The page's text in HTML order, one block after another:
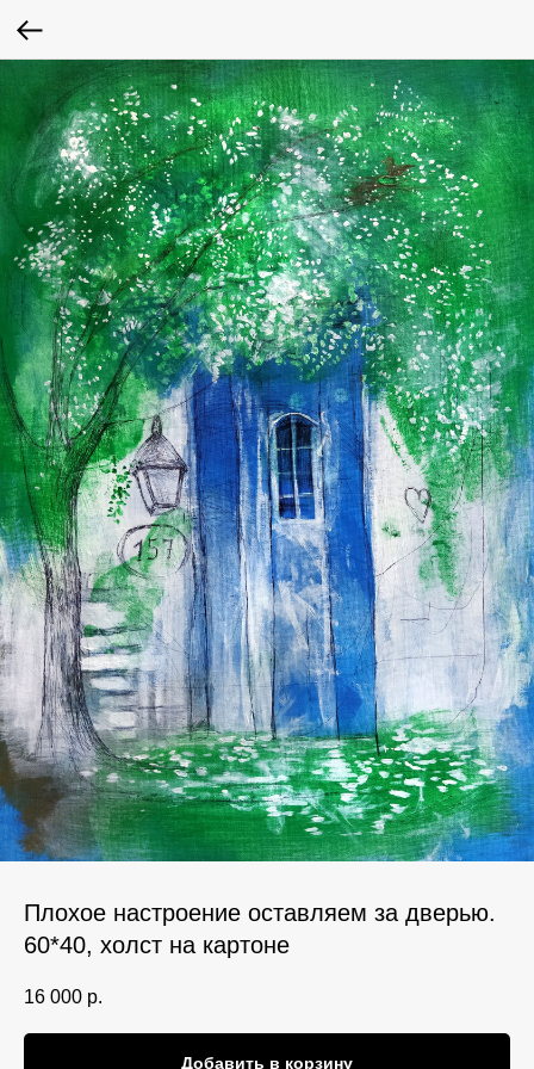
Плохое настроение оставляем за дверью.
60*40, холст на картоне
16 000 р.
Добавить в корзину